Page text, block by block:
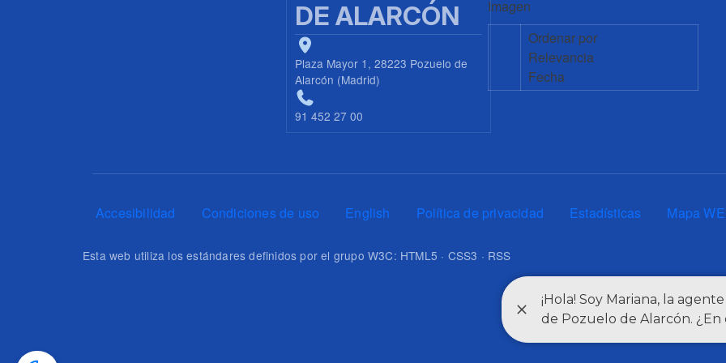
DE ALARCÓN
Plaza Mayor 1, 28223 Pozuelo de
Alarcón (Madrid)
91 452 27 00
Imagen
Ordenar por
Relevancia
Fecha
Pie de página
Accesibilidad Condiciones de uso English Política de privacidad Estadísticas Mapa
Esta web utiliza los estándares definidos por el grupo W3C: HTML5 · CSS3 · RSS